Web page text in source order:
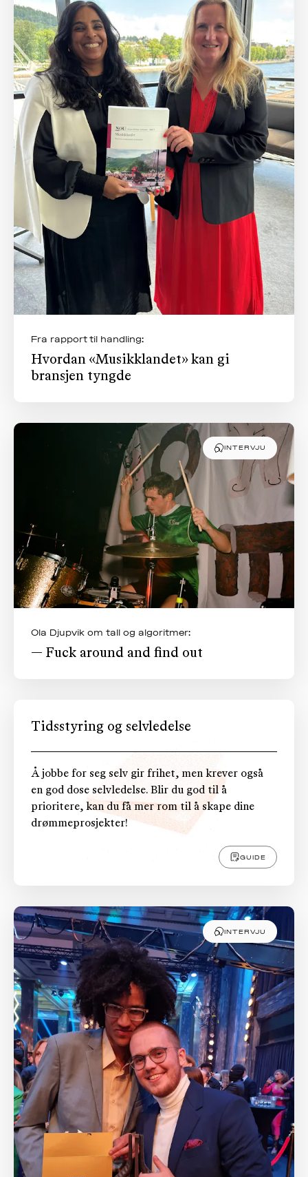
Fra rapport til handling:
Hvordan «Musikklandet» kan gi
bransjen tyngde
INTERVJU
Ola Djupvik om tall og algoritmer:
— Fuck around and find out
Tidsstyring og selvledelse
Å jobbe for seg selv gir frihet, men krever også
en god dose selvledelse. Blir du god til å
prioritere, kan du få mer rom til å skape dine
drømmeprosjekter!
GUIDE
INTERVJU